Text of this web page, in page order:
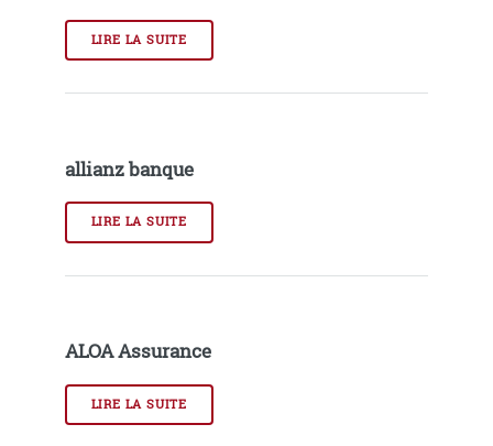
LIRE LA SUITE
allianz banque
LIRE LA SUITE
ALOA Assurance
LIRE LA SUITE